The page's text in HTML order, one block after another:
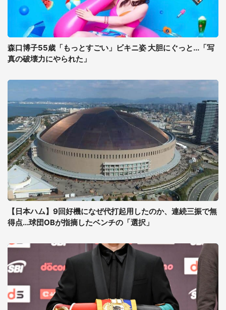
森口博子55歳「もっとすごい」ビキニ姿 大胆にぐっと...「写
真の破壊力にやられた」
【日本ハム】9回好機になぜ代打起用したのか、連続三振で無
得点...球団OBが指摘したベンチの「選択」